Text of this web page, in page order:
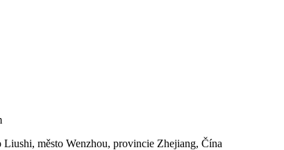
město Wenzhou, provincie Zhejiang, Čína